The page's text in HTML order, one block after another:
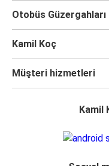
Otobüs Güzergahları
Kamil Koç
Müşteri hizmetleri
Kamil